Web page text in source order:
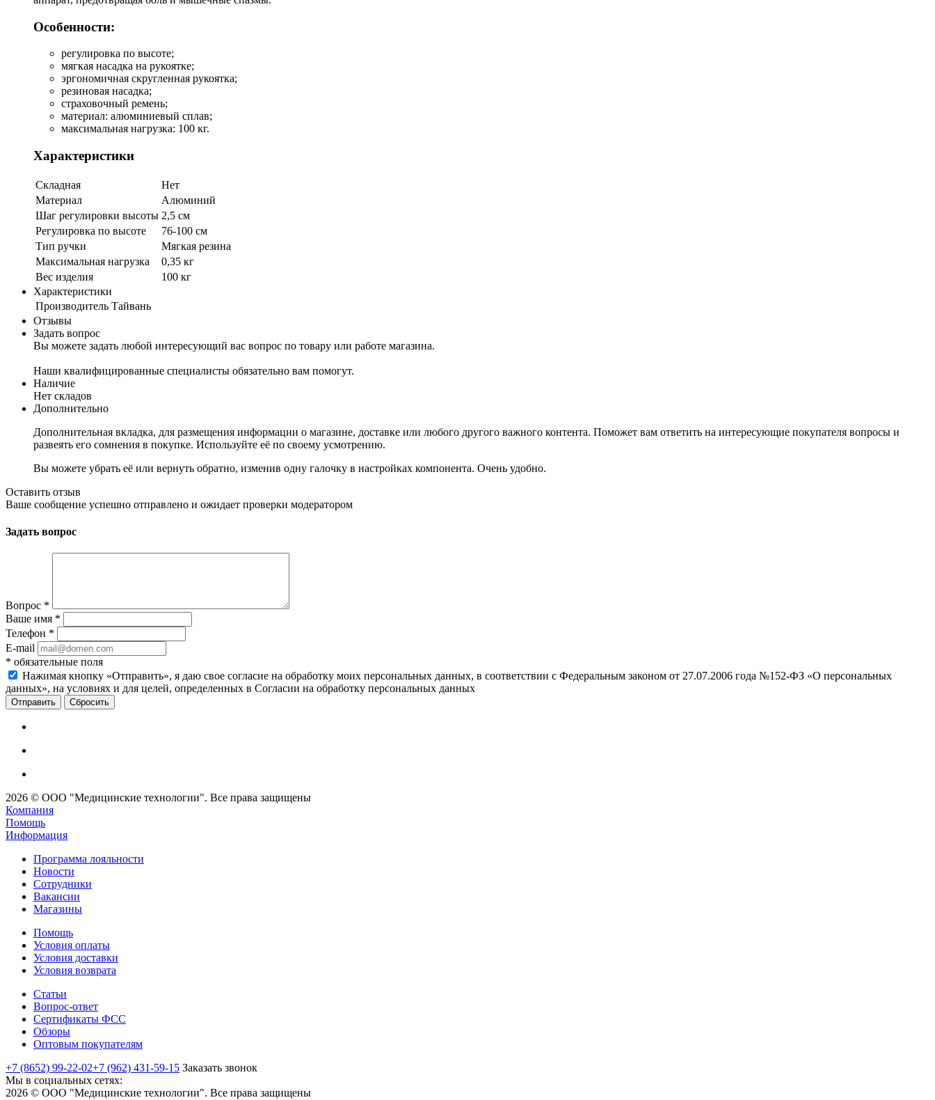
Особенности:
регулировка по высоте;
мягкая насадка на рукоятке;
эргономичная скругленная рукоятка;
резиновая насадка;
страховочный ремень;
материал: алюминиевый сплав;
максимальная нагрузка: 100 кг.
Характеристики
Складная
Нет
Материал
Алюминий
Шаг регулировки высоты 2,5 см
Регулировка по высоте
76-100 см
Тип ручки
Мягкая резина
Максимальная нагрузка
0,35 кг
Вес изделия
100 кг
Характеристики
Производитель Тайвань
Отзывы
Задать вопрос
Вы можете задать любой интересующий вас вопрос по товару или работе магазина.
Наши квалифицированные специалисты обязательно вам помогут.
Наличие
Нет складов
Дополнительно
Дополнительная вкладка, для размещения информации о магазине, доставке или любого другого важного контента. Поможет вам ответить на интересующие покупателя вопросы и
развеять его сомнения в покупке. Используйте её по своему усмотрению.
Вы можете убрать её или вернуть обратно, изменив одну галочку в настройках компонента. Очень удобно.
Оставить отзыв
Ваше сообщение успешно отправлено и ожидает проверки модератором
Задать вопрос
Вопрос *
Ваше имя *
Телефон *
E-mail
* обязательные поля
Нажимая кнопку «Отправить», я даю свое согласие на обработку моих персональных данных, в соответствии с Федеральным законом от 27.07.2006 года №152-ФЗ «О персональных
данных», на условиях и для целей, определенных в Согласии на обработку персональных данных
Сбросить
2026 © ООО "Медицинские технологии". Все права защищены
Компания
Помощь
Информация
Программа лояльности
Новости
Сотрудники
Вакансии
Магазины
Помощь
Условия оплаты
Условия доставки
Условия возврата
Статьи
Вопрос-ответ
Сертификаты ФСС
Обзоры
Оптовым покупателям
+7 (8652) 99-22-02+7 (962) 431-59-15 Заказать звонок
Мы в социальных сетях:
2026 © ООО "Медицинские технологии". Все права защищены